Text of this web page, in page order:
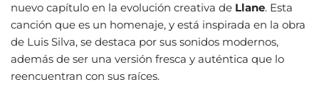
nuevo capítulo en la evolución creativa de Llane. Esta
canción que es un homenaje, y está inspirada en la obra
de Luis Silva, se destaca por sus sonidos modernos,
además de ser una versión fresca y auténtica que lo
reencuentran con sus raíces.